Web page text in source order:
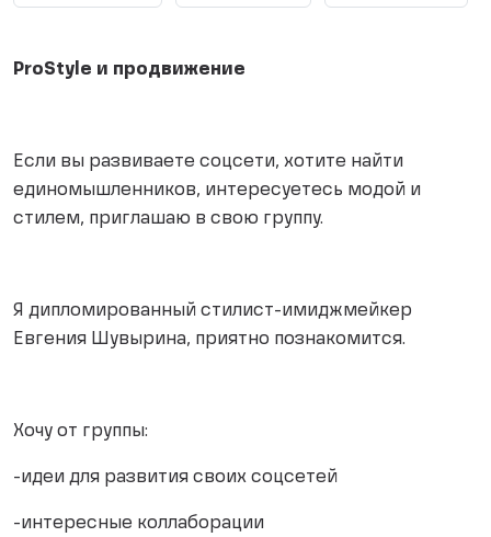
ProStyle и продвижение
Если вы развиваете соцсети, хотите найти
единомышленников, интересуетесь модой и
стилем, приглашаю в свою группу.
Я дипломированный стилист-имиджмейкер
Евгения Шувырина, приятно познакомится.
Хочу от группы:
-идеи для развития своих соцсетей
-интересные коллаборации